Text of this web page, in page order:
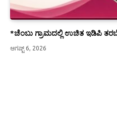
*ಚೆಂಬು ಗ್ರಾಮದಲ್ಲಿ ಉಚಿತ ಇಡಿಪಿ
ಆಗಷ್ಟ್ 6, 2026